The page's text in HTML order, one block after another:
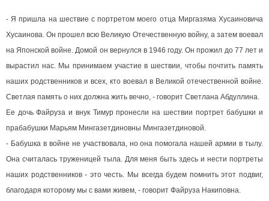
- Я пришла на шествие с портретом моего отца Миргазяма Хусаиновича
Хусаинова. Он прошел всю Великую Отечественную войну, а затем воевал
на Японской войне. Домой он вернулся в 1946 году. Он прожил до 77 лет и
вырастил нас. Мы принимаем участие в шествии, чтобы почтить память
наших родственников и всех, кто воевал в Великой отечественной войне.
Светлая память о них должна жить вечно, - говорит Светлана Абдуллина.
Ее дочь Файруза и внук Тимур пронесли на шествии портрет бабушки и
прабабушки Марьям Мингазетдиновны Мингазетдиновой.
- Бабушка в войне не участвовала, но она помогала нашей армии в тылу.
Она считалась труженицей тыла. Для меня быть здесь и нести портреты
наших родственников - это честь. Мы всегда будем помнить этот подвиг,
благодаря которому мы с вами живем, - говорит Файруза Накиповна.